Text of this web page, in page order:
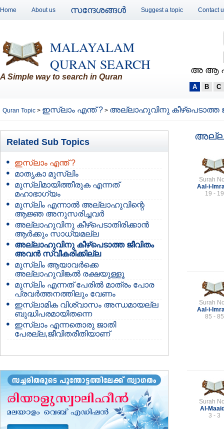
Home About us സന്ദേശങ്ങള്‍ Suggest a topic Contact
MALAYALAM
QURAN SEARCH
A Simple way to search in Quran
അ ആ
A B C
Quran Topic > ഇസ്ലാം എന്ത് ? > അല്ലാഹുവിനു കീഴ്പെടാത്ത
Related Sub Topics
ഇസ്ലാം എന്ത് ?
മാതൃകാ മുസ്ലിം
മുസ്ലിമായിത്തീരുക എന്നത്
മഹാഭാഗ്യം
മുസ്ലിം എന്നാല്‍ അല്ലാഹുവിന്റെ
ആജ്ഞ അനുസരിച്ചവര്‍
അല്ലാഹുവിനു കീഴ്പെടാതിരിക്കാന്‍
ആര്‍ക്കും സാധ്യമല്ല
അല്ലാഹുവിനു കീഴ്പെടാത്ത ജീവിതം
അവന്‍ സ്വീകരിക്കില്ല
മുസ്ലിം ആയാവര്‍ക്കെ
അല്ലാഹുവിങ്കല്‍ രക്ഷയുള്ളൂ
മുസ്ലിം എന്നത് പേരില്‍ മാത്രം പോര
പ്രവര്‍ത്തനത്തിലും വേണം
ഇസ്ലാമിക വിശ്വാസം അന്ധമായല്ല
ബുദ്ധിപരമായിതന്നെ
ഇസ്ലാം എന്നതൊരു ജാതി
പേരല്ല,ജീവിതരീതിയാണ്
Surah
Aal-i-
19 - 19
Surah
Aal-i-
85 - 85
Surah
Al-
3 - 3